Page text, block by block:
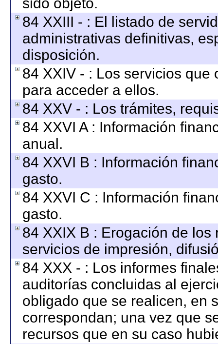
84 XXIII - : El listado de
administrativas definitivas,
disposición.
84 XXIV - : Los servicios
para acceder a ellos.
84 XXV - : Los trámites,
84 XXVI A : Información
anual.
84 XXVI B : Información
gasto.
84 XXVI C : Información
gasto.
84 XXIX B : Erogación de
servicios de impresión,
84 XXX - : Los informes
auditorías concluidas al
obligado que se realicen, en
correspondan; una vez que
recursos que en su caso